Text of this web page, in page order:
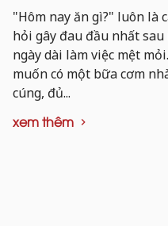
"Hôm nay ăn gì?" luôn là
hỏi gây đau đầu nhất
ngày dài làm việc mệt
muốn có một bữa cơm
cúng, đủ...
xem thêm